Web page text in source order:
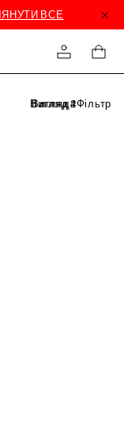
Фільтр